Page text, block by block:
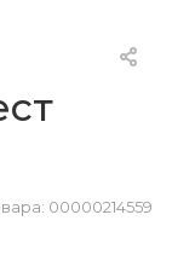
00000214559